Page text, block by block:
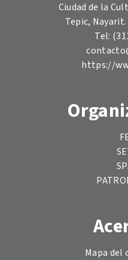
Ciudad de la
Tepic, Nayarit.
Tel:
https://
Mapa del